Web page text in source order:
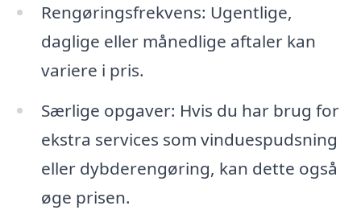
Rengøringsfrekvens: Ugentlige,
daglige eller månedlige aftaler kan
variere i pris.
Særlige opgaver: Hvis du har brug for
ekstra services som vinduespudsning
eller dybderengøring, kan dette også
øge prisen.